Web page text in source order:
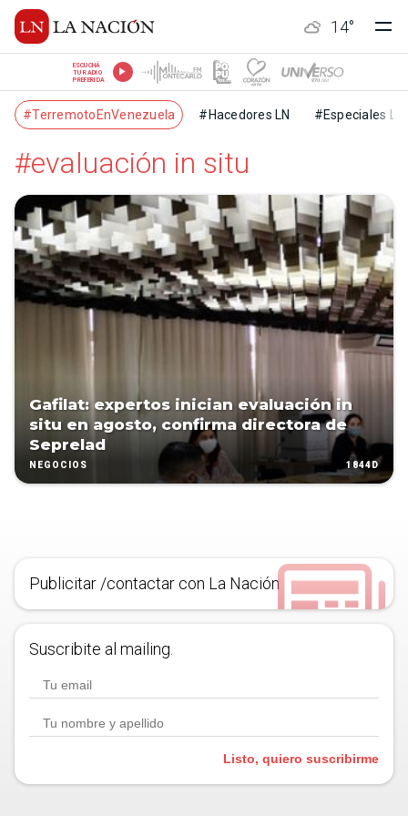
14°
ESCUCHÁ
TU RADIO
PREFERIDA
#TerremotoEnVenezuela #Hacedores LN #Especiales LN
#evaluación in situ
Gafilat: expertos inician evaluación in
situ en agosto, confirma directora de
Seprelad
NEGOCIOS 1844D
Publicitar /contactar con La Nación
Suscribite al mailing.
Listo, quiero suscribirme